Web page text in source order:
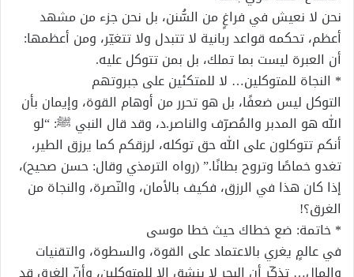
نحن لا نعيش في فراغٍ من السُّنن، بل نحن جزء من مشهد
أعظم، تحكمه قواعد ربانية لا تتبدل ولا تتغيّر، ومن أعظمها:
أن العبرة ليست بما تملك، بل بمن تتوكل عليه.
* النجاة للمتوكلين… لا للمتكئين على جبروتهم
التوكل ليس ضعفًا، بل هو تحرر من أوهام القوة، وإيمان بأن
الله هو المدبر والمُصرّف والناصر.د، وقد قال النبي ﷺ: “لو
أنكم تتوكلون على الله حق توكله، لرزقكم كما يرزق الطير،
تغدو خماصًا وتروح بطانًا.” (رواه الترمذي وقال: حسن صحيح)،
إذا كان هذا في الرزق، فكيف بالأمان، والنّصرة، والنجاة من
الغرق؟!
* خاتمة: ضع خطاك حيث خطا موسى
في عالمٍ يغري بالاعتماد على القوة، والسطوة، والتقنيات